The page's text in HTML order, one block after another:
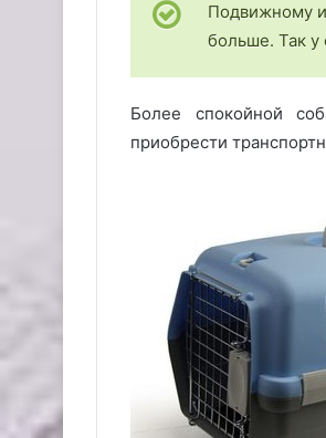
Подвижному и
больше. Так у
Более спокойной
приобрести